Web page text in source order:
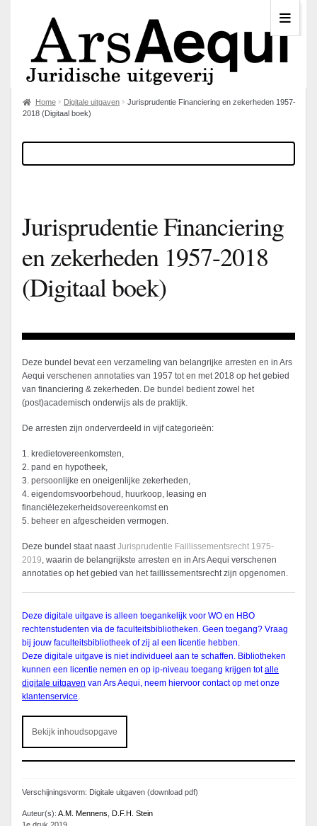
Home Digitale uitgaven
Jurisprudentie Financiering en zekerheden 1957-
2018 (Digitaal boek)
Jurisprudentie Financiering
en zekerheden 1957-2018
(Digitaal boek)
Deze bundel bevat een verzameling van belangrijke arresten en in Ars
Aequi verschenen annotaties van 1957 tot en met 2018 op het gebied
van financiering & zekerheden. De bundel bedient zowel het
(post)academisch onderwijs als de praktijk.
De arresten zijn onderverdeeld in vijf categorieën:
1. kredietovereenkomsten,
2. pand en hypotheek,
3. persoonlijke en oneigenlijke zekerheden,
4. eigendomsvoorbehoud, huurkoop, leasing en
financiëlezekerheidsovereenkomst en
5. beheer en afgescheiden vermogen.
Deze bundel staat naastJurisprudentie Faillissementsrecht 1975-
2019, waarin de belangrijkste arresten en in Ars Aequi verschenen
annotaties op het gebied van het faillissementsrecht zijn opgenomen.
Deze digitale uitgave is alleen toegankelijk voor WO en HBO
rechtenstudenten via de faculteitsbibliotheken. Geen toegang? Vraag
bij jouw faculteitsbibliotheek of zij al een licentie hebben.
Deze digitale uitgave is niet individueel aan te schaffen. Bibliotheken
kunnen een licentie nemen en op ip-niveau toegang krijgen totalle
digitale uitgaven van Ars Aequi, neem hiervoor contact op met onze
klantenservice.
Bekijk inhoudsopgave
Verschijningsvorm: Digitale uitgaven (download pdf)
Auteur(s): A.M. Mennens, D.F.H. Stein